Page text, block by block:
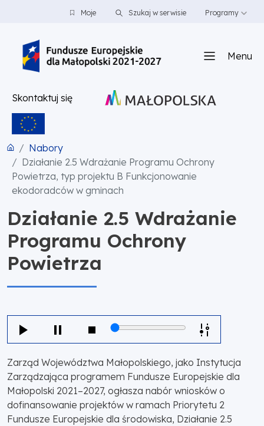
PRZEJDŹ DO TREŚCI
PRZEJDŹ DO MENUMoje Szukaj w serwisie Programy
Menu
Skontaktuj się
Nabory
Działanie 2.5 Wdrażanie Programu Ochrony
Powietrza, typ projektu B Funkcjonowanie
ekodoradców w gminach
Działanie 2.5 Wdrażanie
Programu Ochrony
Powietrza
Zarząd Województwa Małopolskiego, jako Instytucja
Zarządzająca programem Fundusze Europejskie dla
Małopolski 2021–2027, ogłasza nabór wniosków o
dofinansowanie projektów w ramach Priorytetu 2
Fundusze Europejskie dla środowiska, Działanie 2.5